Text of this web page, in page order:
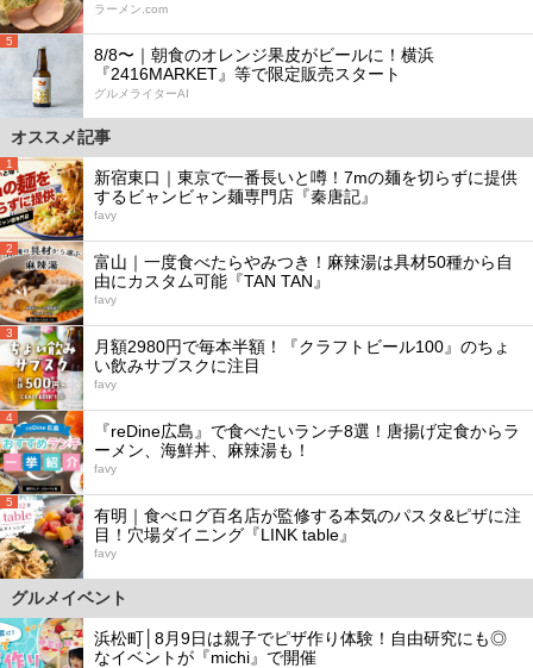
ラーメン.com
5
8/8〜｜朝食のオレンジ果皮がビールに！横浜
『2416MARKET』等で限定販売スタート
グルメライターAI
オススメ記事
1
新宿東口｜東京で一番長いと噂！7mの麺を切らずに提供
するビャンビャン麺専門店『秦唐記』
favy
2
富山｜一度食べたらやみつき！麻辣湯は具材50種から自
由にカスタム可能『TAN TAN』
favy
3
月額2980円で毎本半額！『クラフトビール100』のちょ
い飲みサブスクに注目
favy
4
『reDine広島』で食べたいランチ8選！唐揚げ定食からラ
ーメン、海鮮丼、麻辣湯も！
favy
5
有明｜食べログ百名店が監修する本気のパスタ&ピザに注
目！穴場ダイニング『LINK table』
favy
グルメイベント
浜松町│8月9日は親子でピザ作り体験！自由研究にも◎
なイベントが『michi』で開催